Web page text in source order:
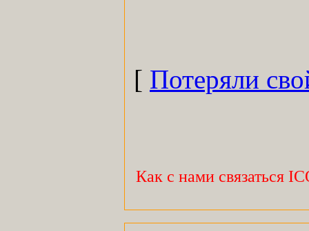
[ Потеряли
Как с нами связаться